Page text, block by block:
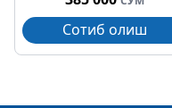
Сотиб олиш